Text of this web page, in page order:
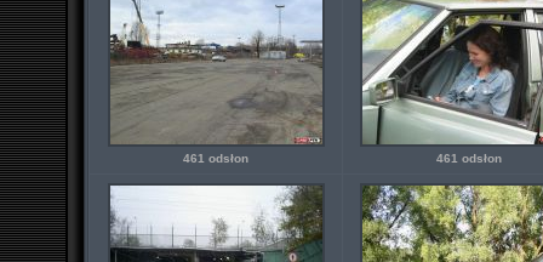
461 odsłon 461 odsłon